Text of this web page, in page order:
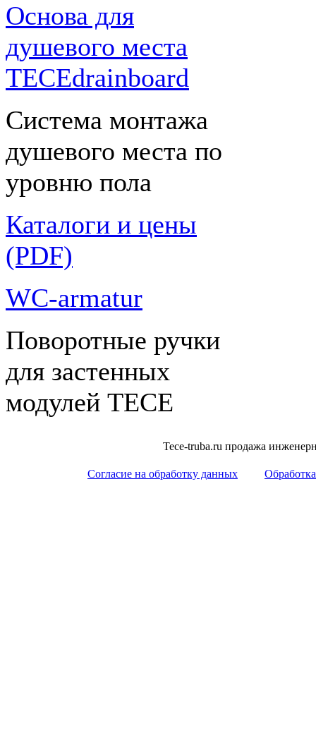
Основа для
душевого места
TECEdrainboard
Система монтажа
душевого места по
уровню пола
Каталоги и цены
(PDF)
WC-armatur
Поворотные ручки
для застенных
модулей ТЕСЕ
Tece-truba.ru продажа
Согласие на обработку данных